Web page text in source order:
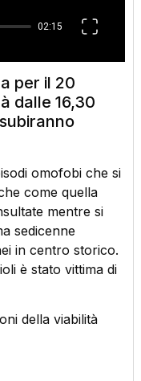
per il 20
dalle 16,30
omofobi che si
come quella
mentre si
sedicenne
in centro storico.
è stato vittima di
della viabilità